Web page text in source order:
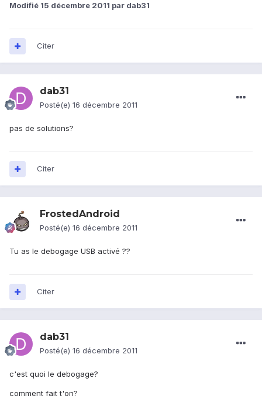
Modifié 15 décembre 2011 par dab31
Citer
dab31
Posté(e) 16 décembre 2011
pas de solutions?
Citer
FrostedAndroid
Posté(e) 16 décembre 2011
Tu as le debogage USB activé ??
Citer
dab31
Posté(e) 16 décembre 2011
c'est quoi le debogage?
comment fait t'on?